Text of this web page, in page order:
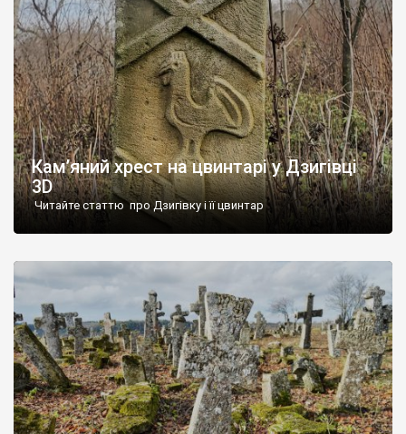
палацу виїхала лікарня – ми точно не […]
Кам’яний хрест на цвинтарі у Дзигівці
3D
Читайте статтю про Дзигівку і її цвинтар